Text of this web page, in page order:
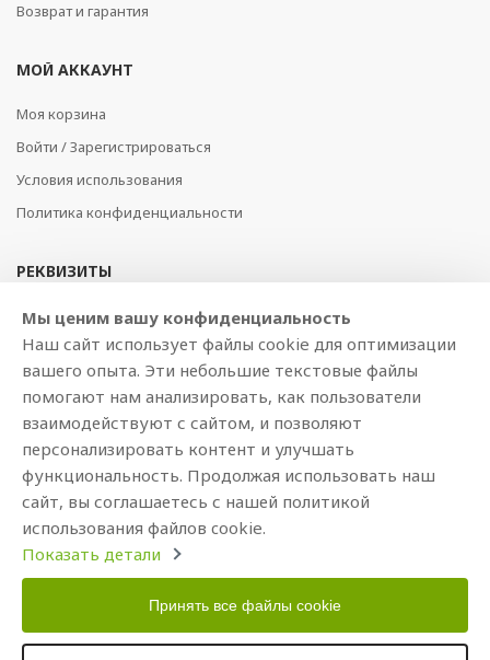
Возврат и гарантия
МОЙ АККАУНТ
Моя корзина
Войти / Зарегистрироваться
Условия использования
Политика конфиденциальности
РЕКВИЗИТЫ
SIA BAJTEL.LV
Reģ Nr. 40003979897
Brīvības gatve 214b, Rīga, LV-1039, Latvija
AS Swedbank, HABALV22
LV53HABA0551019240274
Мы ценим вашу конфиденциальность
Наш сайт использует файлы cookie для оптимизации
вашего опыта. Эти небольшие текстовые файлы
помогают нам анализировать, как пользователи
взаимодействуют с сайтом, и позволяют
персонализировать контент и улучшать
функциональность. Продолжая использовать наш
сайт, вы соглашаетесь с нашей политикой
использования файлов cookie.
Показать детали
Принять все файлы cookie